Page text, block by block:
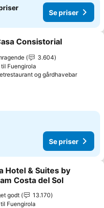
Se priser
til favoritter
Consistorial
3.604
Fuengirola
og gårdhavebar
Se priser
til favoritter
Hotel & Suites by
Costa del Sol
godt
13.170
Fuengirola